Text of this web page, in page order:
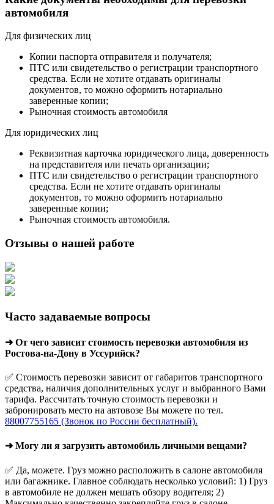
автомобиля
Для физических лиц
Копии паспорта отправителя и получателя;
ПТС или свидетельство о регистрации транспортного
средства. Если не хотите отдавать оригиналы
документов, то можно оформить нотариально
заверенные копии;
Рыночная стоимость автомобиля
Для юридических лиц
Реквизитная карточка юридического лица, доверенность
на представителя или печать организации;
ПТС или свидетельство о регистрации транспортного
средства. Если не хотите отдавать оригиналы
документов, то можно оформить нотариально
заверенные копии;
Рыночная стоимость автомобиля.
Отзывы о нашей работе
Часто задаваемые вопросы
➜ От чего зависит стоимость перевозки автомобиля из
Ростова-на-Дону в Уссурийск?
✅ Стоимость перевозки зависит от габаритов транспортного
средства, наличия дополнительных услуг и выбранного Вами
тарифа. Рассчитать точную стоимость перевозки и
забронировать место на автовозе Вы можете по тел.
88007755165 (Звонок по России бесплатный).
➜ Могу ли я загрузить автомобиль личными вещами?
✅ Да, можете. Груз можно расположить в салоне автомобиля
или багажнике. Главное соблюдать несколько условий: 1) Груз
в автомобиле не должен мешать обзору водителя; 2)